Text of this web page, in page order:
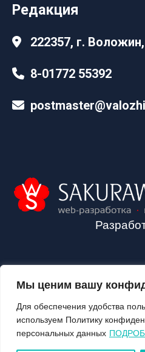
Мы ценим вашу
Для обеспечения удобства
используем Политику
персональных данных
Редакция
222357, г.
8-01772 55392
2024©VALOZHIN.BY - НОВОСТИ
О ГАЗЕТЕ